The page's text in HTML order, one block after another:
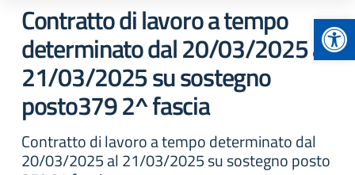
Contratto di lavoro a tempo
determinato dal 20/03/2025 al
21/03/2025 su sostegno
posto379 2^ fascia
Contratto di lavoro a tempo determinato dal
20/03/2025 al 21/03/2025 su sostegno posto